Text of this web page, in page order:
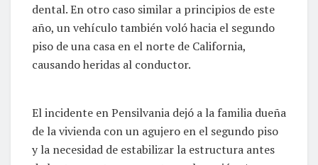
dental. En otro caso similar a principios de este
año, un vehículo también voló hacia el segundo
piso de una casa en el norte de California,
causando heridas al conductor.
El incidente en Pensilvania dejó a la familia dueña
de la vivienda con un agujero en el segundo piso
y la necesidad de estabilizar la estructura antes